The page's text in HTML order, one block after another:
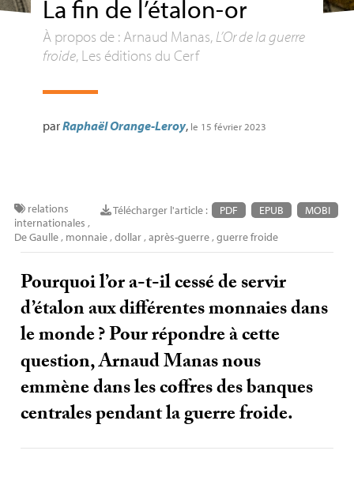
La fin de l’étalon-or
À propos de : Arnaud Manas, L’Or de la guerre
froide, Les éditions du Cerf
parRaphaël Orange-Leroy, le 15 février 2023
Télécharger l'article : PDF EPUB MOBI
relations
internationales ,
De Gaulle, monnaie,dollar,après-guerre,guerre froide
Pourquoi l’or a-t-il cessé de servir
d’étalon aux différentes monnaies dans
le monde? Pour répondre à cette
question, Arnaud Manas nous
emmène dans les coffres des banques
centrales pendant la guerre froide.